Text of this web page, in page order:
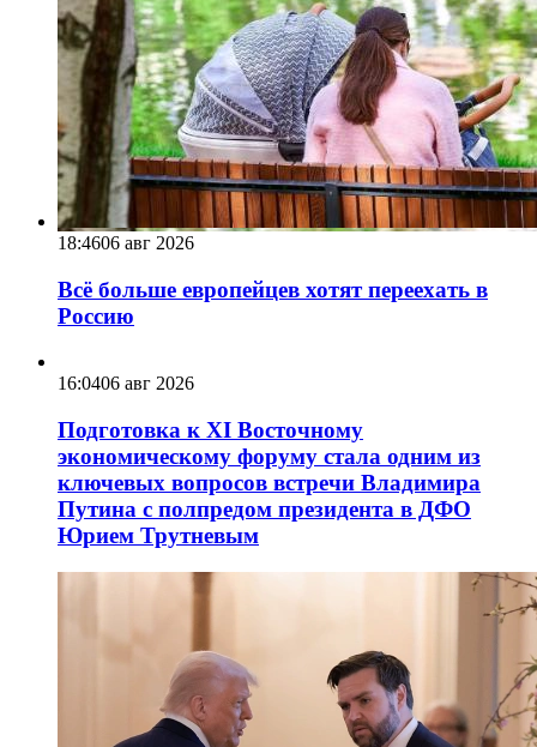
18:4606 авг 2026
Всё больше европейцев хотят переехать в
Россию
16:0406 авг 2026
Подготовка к XI Восточному
экономическому форуму стала одним из
ключевых вопросов встречи Владимира
Путина с полпредом президента в ДФО
Юрием Трутневым